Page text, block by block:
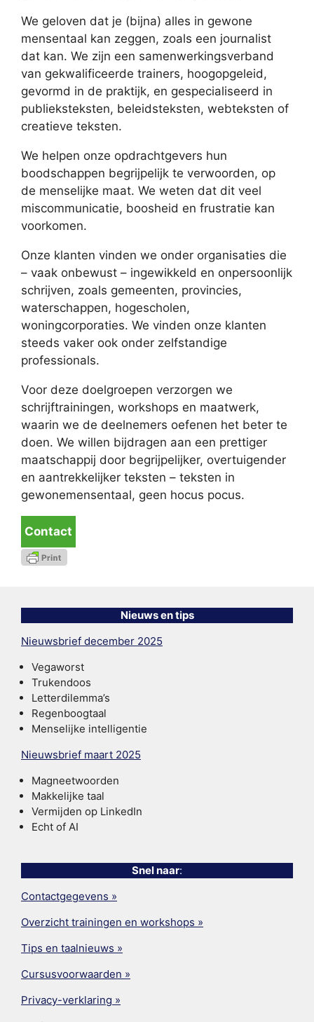
We geloven dat je (bijna) alles in gewone
mensentaal kan zeggen, zoals een journalist
dat kan. We zijn een samenwerkingsverband
van gekwalificeerde trainers, hoogopgeleid,
gevormd in de praktijk, en gespecialiseerd in
publieksteksten, beleidsteksten, webteksten of
creatieve teksten.
We helpen onze opdrachtgevers hun
boodschappen begrijpelijk te verwoorden, op
de menselijke maat. We weten dat dit veel
miscommunicatie, boosheid en frustratie kan
voorkomen.
Onze klanten vinden we onder organisaties die
– vaak onbewust – ingewikkeld en onpersoonlijk
schrijven, zoals gemeenten, provincies,
waterschappen, hogescholen,
woningcorporaties. We vinden onze klanten
steeds vaker ook onder zelfstandige
professionals.
Voor deze doelgroepen verzorgen we
schrijftrainingen, workshops en maatwerk,
waarin we de deelnemers oefenen het beter te
doen. We willen bijdragen aan een prettiger
maatschappij door begrijpelijker, overtuigender
en aantrekkelijker teksten – teksten in
gewonemensentaal, geen hocus pocus.
Contact
Nieuws en tips
Nieuwsbrief december 2025
Vegaworst
Trukendoos
Letterdilemma’s
Regenboogtaal
Menselijke intelligentie
Nieuwsbrief maart 2025
Magneetwoorden
Makkelijke taal
Vermijden op LinkedIn
Echt of AI
Snel naar:
Contactgegevens »
Overzicht trainingen en workshops »
Tips en taalnieuws »
Cursusvoorwaarden »
Privacy-verklaring »